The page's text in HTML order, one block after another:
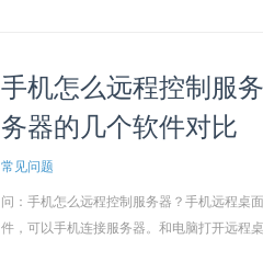
手机怎么远程控制服
务器的几个软件对比
常见问题
问：手机怎么远程控制服务器？手机远程桌
件，可以手机连接服务器。和电脑打开远程